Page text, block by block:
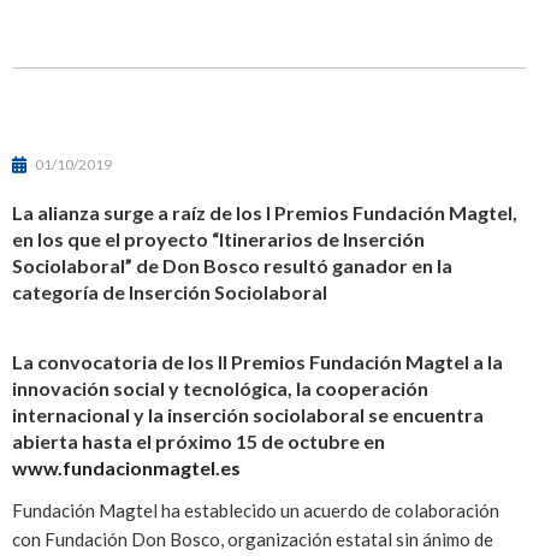
01/10/2019
La alianza surge a raíz de los I Premios Fundación Magtel,
en los que el proyecto “Itinerarios de Inserción
Sociolaboral” de Don Bosco resultó ganador en la
categoría de Inserción Sociolaboral
La convocatoria de los II Premios Fundación Magtel a la
innovación social y tecnológica, la cooperación
internacional y la inserción sociolaboral se encuentra
abierta hasta el próximo 15 de octubre en
www.fundacionmagtel.es
Fundación Magtel ha establecido un acuerdo de colaboración
con Fundación Don Bosco, organización estatal sin ánimo de